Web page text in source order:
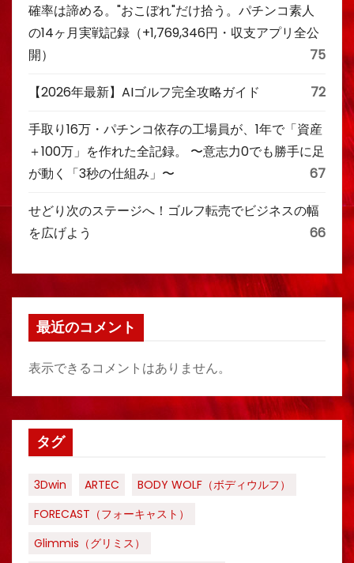
確率は諦める。"おこぼれ"だけ拾う。パチンコ素人
の14ヶ月実戦記録（+1,769,346円・収支アプリ全公
開）
75
【2026年最新】AIゴルフ完全攻略ガイド 72
手取り16万・パチンコ依存の工場員が、1年で「資産
＋100万」を作れた全記録。 〜意志力0でも勝手に足
が動く「3秒の仕組み」〜
67
せどり次のステージへ！ゴルフ転売でビジネスの幅
を広げよう
66
最近のコメント
表示できるコメントはありません。
タグ
3Dwin ARTEC
BODY WOLF（ボディウルフ）
FORECAST（フォーキャスト）
Glimmis（グリミス）